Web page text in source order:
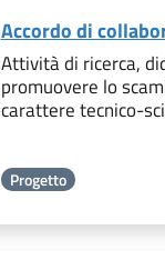
Accordo di
Attività di ricerca,
promuovere lo
carattere tecnico-
Progetto